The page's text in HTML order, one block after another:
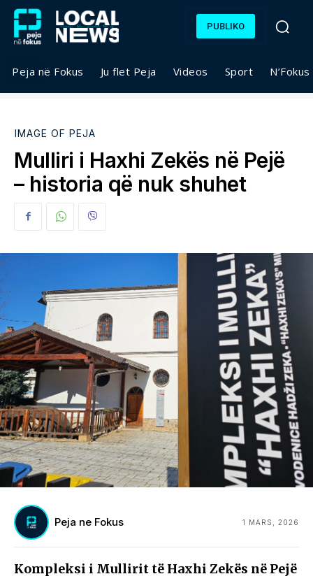
PUBLIKO
Peja në Fokus Ju flet Peja Videos Sport
IMAGE OF PEJA
Mulliri i Haxhi Zekës në Pejë
– historia që nuk shuhet
Peja ne Fokus 1 MARS, 2026
Kompleksi i Mullirit të Haxhi Zekës në Pejë